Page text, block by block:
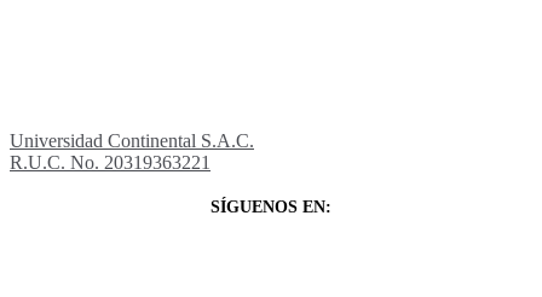
Universidad Continental S.A.C.
R.U.C. No. 20319363221
SÍGUENOS EN: